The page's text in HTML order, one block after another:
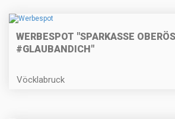
WERBESPOT "SPARKASSE
#GLAUBANDICH"
Vöcklabruck